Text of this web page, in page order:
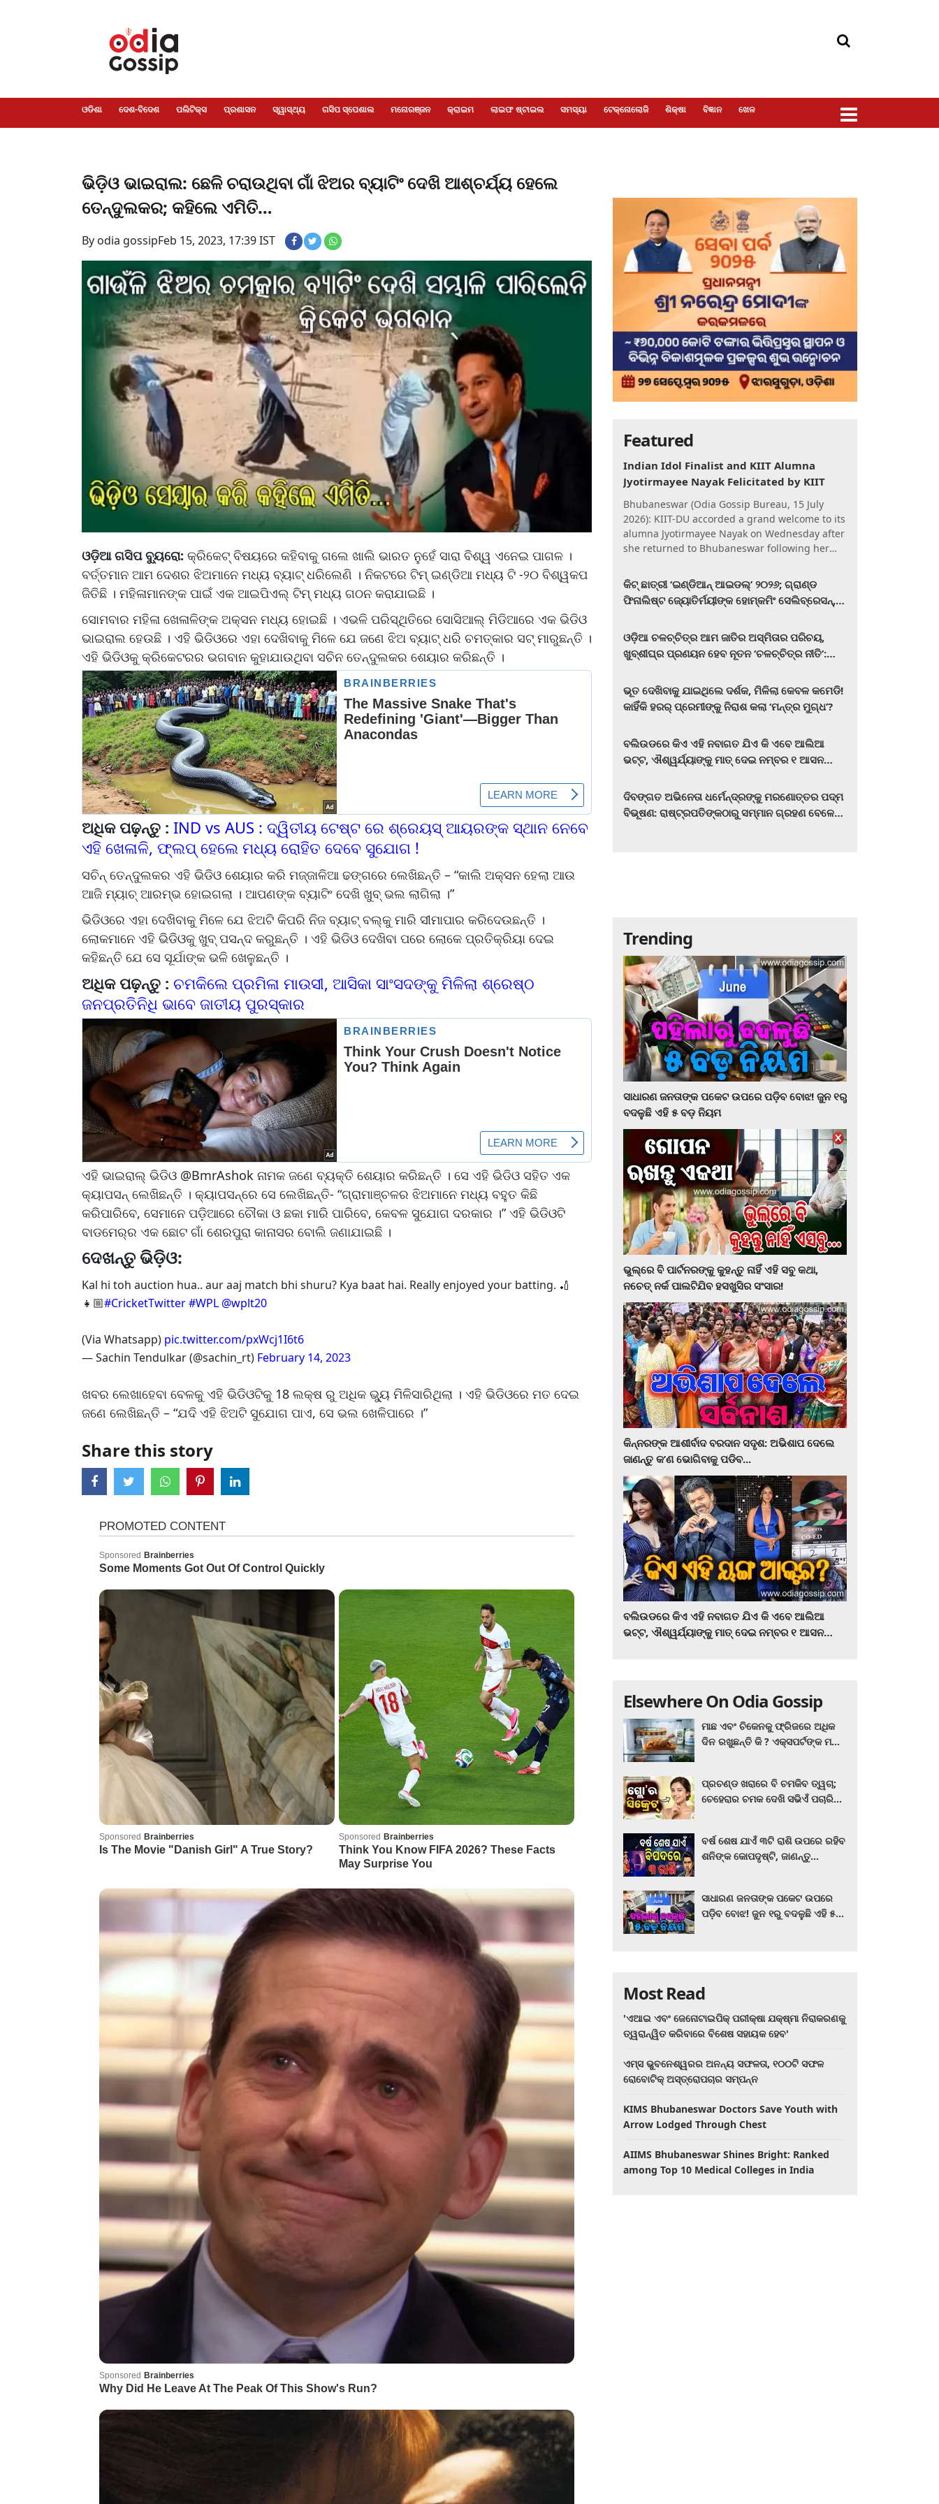
ଓଡିଶା ଦେଶ-ବିଦେଶ ପଲିଟିକ୍ସ ପ୍ରଶାସନ ସ୍ୱାସ୍ଥ୍ୟ ଗସିପ ସ୍ପେଶାଲ ମନୋରଞ୍ଜନ କ୍ରାଇମ ଲାଇଫ ଷ୍ଟାଇଲ ସମସ୍ୟା ଟେକ୍ନୋଲୋଜି ଶିକ୍ଷା ବିଜ୍ଞାନ ଖେଳ
ଭିଡ଼ିଓ ଭାଇରାଲ: ଛେଳି ଚରାଉଥିବା ଗାଁ ଝିଅର ବ୍ୟାଟିଂ ଦେଖି ଆଶ୍ଚର୍ଯ୍ୟ ହେଲେ
ତେନ୍ଦୁଲକର; କହିଲେ ଏମିତି…
By odia gossipFeb 15, 2023, 17:39 IST
ଓଡ଼ିଆ ଗସିପ ବ୍ୟୁରୋ: କ୍ରିକେଟ୍ ବିଷୟରେ କହିବାକୁ ଗଲେ ଖାଲି ଭାରତ ନୁହେଁ ସାରା ବିଶ୍ୱ ଏନେଇ ପାଗଳ ।
ବର୍ତ୍ତମାନ ଆମ ଦେଶର ଝିଅମାନେ ମଧ୍ୟ ବ୍ୟାଟ୍ ଧରିଲେଣି । ନିକଟରେ ଟିମ୍ ଇଣ୍ଡିଆ ମଧ୍ୟ ଟି -୨୦ ବିଶ୍ୱକପ
ଜିତିଛି । ମହିଳାମାନଙ୍କ ପାଇଁ ଏକ ଆଇପିଏଲ୍ ଟିମ୍ ମଧ୍ୟ ଗଠନ କରାଯାଇଛି ।
ସୋମବାର ମହିଳା ଖେଳାଳିଙ୍କ ଅକ୍ସନ ମଧ୍ୟ ହୋଇଛି । ଏଭଳି ପରିସ୍ଥିତିରେ ସୋସିଆଲ୍ ମିଡିଆରେ ଏକ ଭିଡିଓ
ଭାଇରାଲ ହେଉଛି । ଏହି ଭିଡିଓରେ ଏହା ଦେଖିବାକୁ ମିଳେ ଯେ ଜଣେ ଝିଅ ବ୍ୟାଟ୍ ଧରି ଚମତ୍କାର ସଟ୍ ମାରୁଛନ୍ତି ।
ଏହି ଭିଡିଓକୁ କ୍ରିକେଟରର ଭଗବାନ କୁହାଯାଉଥିବା ସଚିନ ତେନ୍ଦୁଲକର ଶେୟାର କରିଛନ୍ତି ।
ଅଧିକ ପଢ଼ନ୍ତୁ : IND vs AUS : ଦ୍ୱିତୀୟ ଟେଷ୍ଟ ରେ ଶ୍ରେୟସ୍ ଆୟରଙ୍କ ସ୍ଥାନ ନେବେ
ଏହି ଖେଳାଳି, ଫ୍ଲପ୍ ହେଲେ ମଧ୍ୟ ରୋହିତ ଦେବେ ସୁଯୋଗ !
ସଚିନ୍ ତେନ୍ଦୁଲକର ଏହି ଭିଡିଓ ଶେୟାର କରି ମଜ୍ଜାଳିଆ ଢଙ୍ଗରେ ଲେଖିଛନ୍ତି – “କାଲି ଅକ୍ସନ ହେଲା ଆଉ
ଆଜି ମ୍ୟାଚ୍ ଆରମ୍ଭ ହୋଇଗଲା । ଆପଣଙ୍କ ବ୍ୟାଟିଂ ଦେଖି ଖୁବ୍ ଭଲ ଲାଗିଲା ।”
ଭିଡିଓରେ ଏହା ଦେଖିବାକୁ ମିଳେ ଯେ ଝିଅଟି କିପରି ନିଜ ବ୍ୟାଟ୍ ବଲ୍‌କୁ ମାରି ସୀମାପାର କରିଦେଉଛନ୍ତି ।
ଲୋକମାନେ ଏହି ଭିଡିଓକୁ ଖୁବ୍ ପସନ୍ଦ କରୁଛନ୍ତି । ଏହି ଭିଡିଓ ଦେଖିବା ପରେ ଲୋକେ ପ୍ରତିକ୍ରିୟା ଦେଇ
କହିଛନ୍ତି ଯେ ସେ ସୂର୍ଯାଙ୍କ ଭଳି ଖେଳୁଛନ୍ତି ।
ଅଧିକ ପଢ଼ନ୍ତୁ : ଚମକିଲେ ପ୍ରମିଳା ମାଉସୀ, ଆସିକା ସାଂସଦଙ୍କୁ ମିଳିଲା ଶ୍ରେଷ୍ଠ
ଜନପ୍ରତିନିଧି ଭାବେ ଜାତୀୟ ପୁରସ୍କାର
ଏହି ଭାଇରାଲ୍ ଭିଡିଓ @BmrAshok ନାମକ ଜଣେ ବ୍ୟକ୍ତି ଶେୟାର କରିଛନ୍ତି । ସେ ଏହି ଭିଡିଓ ସହିତ ଏକ
କ୍ୟାପସନ୍ ଲେଖିଛନ୍ତି । କ୍ୟାପସନ୍‌ରେ ସେ ଲେଖିଛନ୍ତି- “ଗ୍ରାମାଞ୍ଚଳର ଝିଅମାନେ ମଧ୍ୟ ବହୁତ କିଛି
କରିପାରିବେ, ସେମାନେ ପଡ଼ିଆରେ ଚୌକା ଓ ଛକା ମାରି ପାରିବେ, କେବଳ ସୁଯୋଗ ଦରକାର ।” ଏହି ଭିଡିଓଟି
ବାଡମେର୍‌ର ଏକ ଛୋଟ ଗାଁ ଶେରପୁରା କାନାସର ବୋଲି ଜଣାଯାଇଛି ।
ଦେଖନ୍ତୁ ଭିଡ଼ିଓ:
Kal hi toh auction hua.. aur aaj match bhi shuru? Kya baat hai. Really enjoyed your batting. 🏏
👧🏼#CricketTwitter#WPL @wplt20
(Via Whatsapp) pic.twitter.com/pxWcj1I6t6
— Sachin Tendulkar (@sachin_rt) February 14, 2023
ଖବର ଲେଖାହେବା ବେଳକୁ ଏହି ଭିଡିଓଟିକୁ 18 ଲକ୍ଷ ରୁ ଅଧିକ ଭ୍ୟୁ ମିଳିସାରିଥିଲା । ଏହି ଭିଡିଓରେ ମତ ଦେଇ
ଜଣେ ଲେଖିଛନ୍ତି – “ଯଦି ଏହି ଝିଅଟି ସୁଯୋଗ ପାଏ, ସେ ଭଲ ଖେଳିପାରେ ।”
Share this story
Featured
Indian Idol Finalist and KIIT Alumna
Jyotirmayee Nayak Felicitated by KIIT
Bhubaneswar (Odia Gossip Bureau, 15 July
2026): KIIT-DU accorded a grand welcome to its
alumna Jyotirmayee Nayak on Wednesday after
she returned to Bhubaneswar following her
କିଟ୍‍ ଛାତ୍ରୀ ‘ଇଣ୍ଡିଆନ୍ ଆଇଡଲ୍‌’ ୨୦୨୬; ଗ୍ରାଣ୍ଡ
ଫିନାଲିଷ୍ଟ ଜ୍ୟୋତିର୍ମୟୀଙ୍କ ହୋମ୍‍କମିଂ ସେଲିବ୍ରେସନ୍‍,
ଓଡ଼ିଆ ଚଳଚ୍ଚିତ୍ର ଆମ ଜାତିର ଅସ୍ମିତାର ପରିଚୟ,
ଖୁବ୍‌ଶୀଘ୍ର ପ୍ରଣୟନ ହେବ ନୂତନ ‘ଚଳଚ୍ଚିତ୍ର ନୀତି’:
ଭୂତ ଦେଖିବାକୁ ଯାଇଥିଲେ ଦର୍ଶକ, ମିଳିଲା କେବଳ କମେଡି!
କାହିଁକି ହରର୍‌ ପ୍ରେମୀଙ୍କୁ ନିରାଶ କଲା ‘ମନ୍ତ୍ର ମୁଗ୍ଧ’?
ବଲିଉଡରେ କିଏ ଏହି ନବାଗତ ଯିଏ କି ଏବେ ଆଲିଆ
ଭଟ୍ଟ, ଐଶ୍ୱର୍ଯ୍ୟାଙ୍କୁ ମାତ୍‌ ଦେଇ ନମ୍ବର ୧ ଆସନ
ଦିବଙ୍ଗତ ଅଭିନେତା ଧର୍ମେନ୍ଦ୍ରଙ୍କୁ ମରଣୋତ୍ତର ପଦ୍ମ
ବିଭୂଷଣ: ରାଷ୍ଟ୍ରପତିଙ୍କଠାରୁ ସମ୍ମାନ ଗ୍ରହଣ ବେଳେ
Trending
ସାଧାରଣ ଜନତାଙ୍କ ପକେଟ ଉପରେ ପଡ଼ିବ ବୋଝ! ଜୁନ ୧ରୁ
ବଦଳୁଛି ଏହି ୫ ବଡ଼ ନିୟମ
ଭୁଲ୍‌ରେ ବି ପାର୍ଟନରଙ୍କୁ କୁହନ୍ତୁ ନାହିଁ ଏହି ସବୁ କଥା,
ନଚେତ୍‌ ନର୍କ ପାଲଟିଯିବ ହସଖୁସିର ସଂସାର!
କିନ୍ନରଙ୍କ ଆଶୀର୍ବାଦ ବରଦାନ ସଦୃଶ: ଅଭିଶାପ ଦେଲେ
ଜାଣନ୍ତୁ କ’ଣ ଭୋଗିବାକୁ ପଡିବ...
ବଲିଉଡରେ କିଏ ଏହି ନବାଗତ ଯିଏ କି ଏବେ ଆଲିଆ
ଭଟ୍ଟ, ଐଶ୍ୱର୍ଯ୍ୟାଙ୍କୁ ମାତ୍‌ ଦେଇ ନମ୍ବର ୧ ଆସନ
Elsewhere On Odia Gossip
ମାଛ ଏବଂ ଚିକେନକୁ ଫ୍ରିଜରେ ଅଧିକ
ଦିନ ରଖୁଛନ୍ତି କି ? ଏକ୍ସପର୍ଟଙ୍କ ମତ
ପ୍ରଚଣ୍ଡ ଖରାରେ ବି ଚମକିବ ତ୍ୱଚା;
ଚେହେରାର ଚମକ ଦେଖି ସଭିଏଁ ପଚାରିବେ
ବର୍ଷ ଶେଷ ଯାଏଁ ୩ଟି ରାଶି ଉପରେ ରହିବ
ଶନିଙ୍କ କୋପଦୃଷ୍ଟି, ଜାଣନ୍ତୁ
ସାଧାରଣ ଜନତାଙ୍କ ପକେଟ ଉପରେ
ପଡ଼ିବ ବୋଝ! ଜୁନ ୧ରୁ ବଦଳୁଛି ଏହି ୫
Most Read
'ଏଆଇ ଏବଂ ଜେନୋଟାଇପିକ୍ ପରୀକ୍ଷା ଯକ୍ଷ୍ମା ନିରାକରଣକୁ
ତ୍ୱରାନ୍ୱିତ କରିବାରେ ବିଶେଷ ସହାୟକ ହେବ'
ଏମ୍ସ ଭୁବନେଶ୍ୱରର ଅନନ୍ୟ ସଫଳତା, ୧୦୦ଟି ସଫଳ
ରୋବୋଟିକ୍ ଅସ୍ତ୍ରୋପଚାର ସମ୍ପନ୍ନ
KIMS Bhubaneswar Doctors Save Youth with
Arrow Lodged Through Chest
AIIMS Bhubaneswar Shines Bright: Ranked
among Top 10 Medical Colleges in India